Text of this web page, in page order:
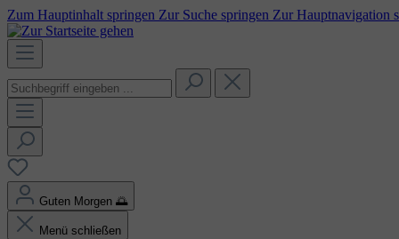
Zum Hauptinhalt springen Zur Suche springen Zur Hauptnavigation
Guten Morgen 🌅
Menü schließen